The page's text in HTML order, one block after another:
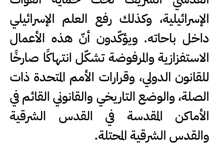
الإسرائيلية، وكذلك رفع العلم الإسرائيلي
داخل باحاته. ويؤكّدون أنّ هذه الأعمال
الاستفزازية والمرفوضة تشكّل انتهاكًا صارخًا
للقانون الدولي، وقرارات الأمم المتحدة ذات
الصلة، والوضع التاريخي والقانوني القائم في
الأماكن المقدسة في القدس الشرقية
والقدس الشرقية المحتلة.